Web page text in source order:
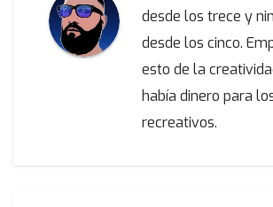
desde los trece y
desde los cinco.
esto de la
había dinero para
recreativos.